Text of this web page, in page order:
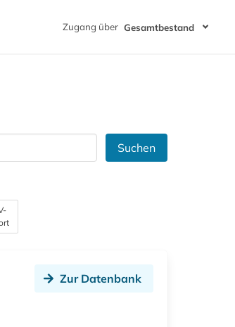
Zugang über Gesamtbestand
Suchen
Zur Datenbank